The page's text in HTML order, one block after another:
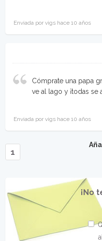
Enviada por vigs hace 10 años
Cómprate una papa
ve al lago y ¡todas se
Enviada por vigs hace 10 años
1
¡No